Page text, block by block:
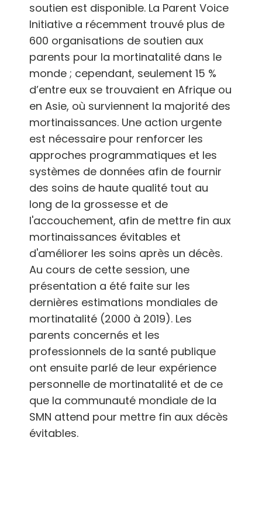
soutien est disponible. La Parent Voice
Initiative a récemment trouvé plus de
600 organisations de soutien aux
parents pour la mortinatalité dans le
monde ; cependant, seulement 15 %
d’entre eux se trouvaient en Afrique ou
en Asie, où surviennent la majorité des
mortinaissances. Une action urgente
est nécessaire pour renforcer les
approches programmatiques et les
systèmes de données afin de fournir
des soins de haute qualité tout au
long de la grossesse et de
l'accouchement, afin de mettre fin aux
mortinaissances évitables et
d'améliorer les soins après un décès.
Au cours de cette session, une
présentation a été faite sur les
dernières estimations mondiales de
mortinatalité (2000 à 2019). Les
parents concernés et les
professionnels de la santé publique
ont ensuite parlé de leur expérience
personnelle de mortinatalité et de ce
que la communauté mondiale de la
SMN attend pour mettre fin aux décès
évitables.